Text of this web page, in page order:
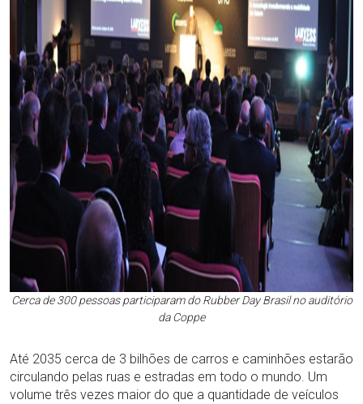
Cerca de 300 pessoas participaram do Rubber Day Brasil no auditório
da Coppe
Até 2035 cerca de 3 bilhões de carros e caminhões estarão
circulando pelas ruas e estradas em todo o mundo. Um
volume três vezes maior do que a quantidade de veículos